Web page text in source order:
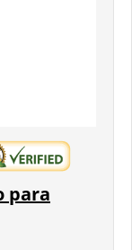
para